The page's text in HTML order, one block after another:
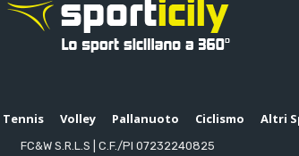
Tennis Volley Pallanuoto Ciclismo Altri
FC&W S.R.L.S | C.F./PI 07232240825